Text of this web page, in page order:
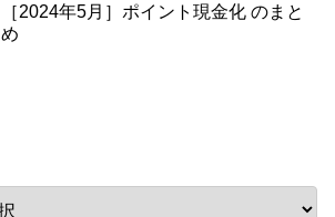
［2024年5月］ポイント現金化 のまと
め